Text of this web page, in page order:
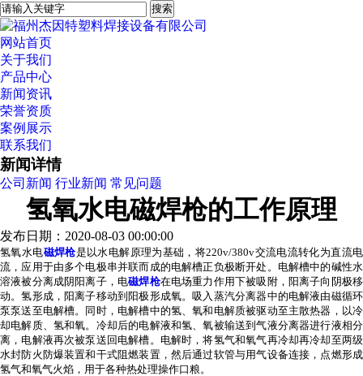
网站首页
关于我们
产品中心
新闻资讯
荣誉资质
案例展示
联系我们
新闻详情
公司新闻 行业新闻 常见问题
氢氧水电磁焊枪的工作原理
发布日期：2020-08-03 00:00:00
氢氧水电磁焊枪是以水电解原理为基础，将220v/380v交流电流转化为直流电
流，应用于由多个电极串并联而成的电解槽正负极断开处。电解槽中的碱性水
溶液被分离成阴阳离子，电磁焊枪在电场重力作用下被吸附，阳离子向阴极移
动。氢形成，阳离子移动到阳极形成氧。吸入蒸汽分离器中的电解液由磁循环
泵泵送至电解槽。同时，电解槽中的氢、氧和电解质被驱动至主散热器，以冷
却电解质、氢和氧。冷却后的电解液和氢、氧被输送到气液分离器进行液相分
离，电解液再次被泵送回电解槽。电解时，将氢气和氧气再冷却再冷却至两级
水封防火防爆装置和干式阻燃装置，然后通过软管与用气设备连接，点燃形成
氢气和氧气火焰，用于各种热处理操作口粮。